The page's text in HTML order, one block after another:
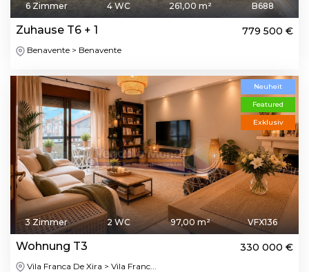
6 Zimmer 4 WC 261,00 m² B688
Zuhause T6 + 1 779 500 €
Benavente > Benavente
Neuheit
Featured
Exklusiv
3 Zimmer 2 WC 97,00 m² VFX136
Wohnung T3 330 000 €
Vila Franca De Xira > Vila Franc...